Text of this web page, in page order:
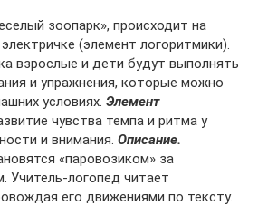
зоопарк», происходит на
(элемент логоритмики).
взрослые и дети будут выполнять
и упражнения, которые можно
условиях. Элемент
чувства темпа и ритма у
и внимания. Описание.
«паровозиком» за
Учитель-логопед читает
его движениями по тексту.